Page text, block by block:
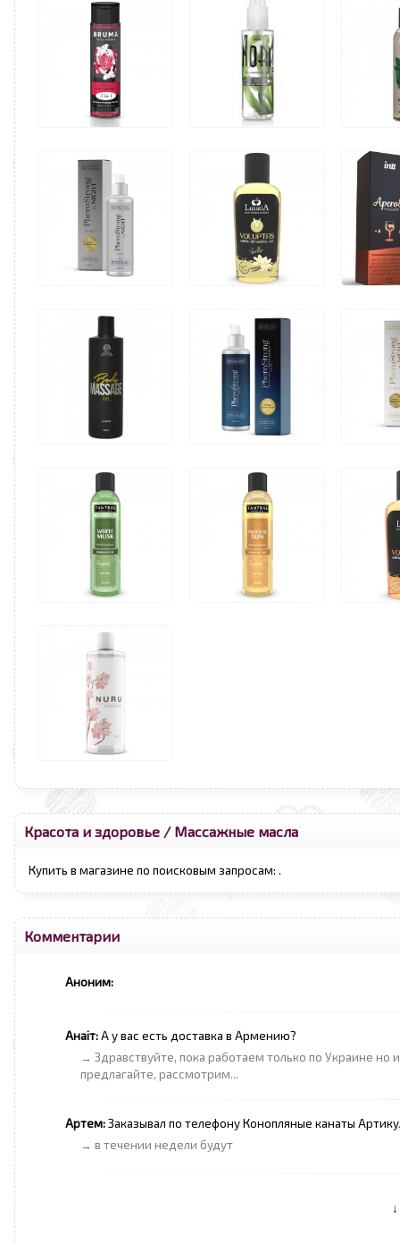
Красота и здоровье / Массажные масла
Купить в магазине по поисковым запросам: .
Комментарии
Аноним:
Анаіт:А у вас есть доставка в Армению?
→ Здравствуйте, пока работаем только по Украине
предлагайте, рассмотрим...
Артем:Заказывал по телефону Конопляные канаты
→ в течении недели будут
↓